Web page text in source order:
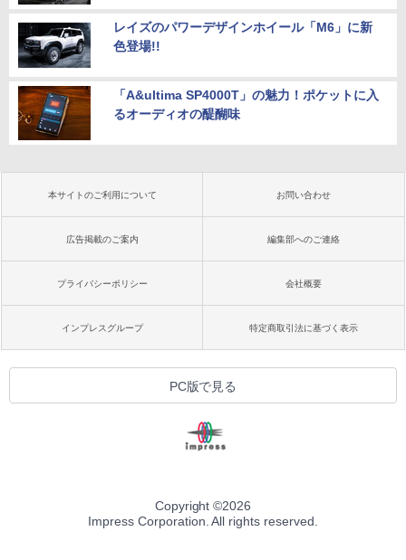
レイズのパワーデザインホイール「M6」に新
色登場!!
「A&ultima SP4000T」の魅力！ポケットに入
るオーディオの醍醐味
本サイトのご利用について お問い合わせ
広告掲載のご案内 編集部へのご連絡
プライバシーポリシー 会社概要
インプレスグループ 特定商取引法に基づく表示
PC版で見る
Copyright ©2026
Impress Corporation. All rights reserved.